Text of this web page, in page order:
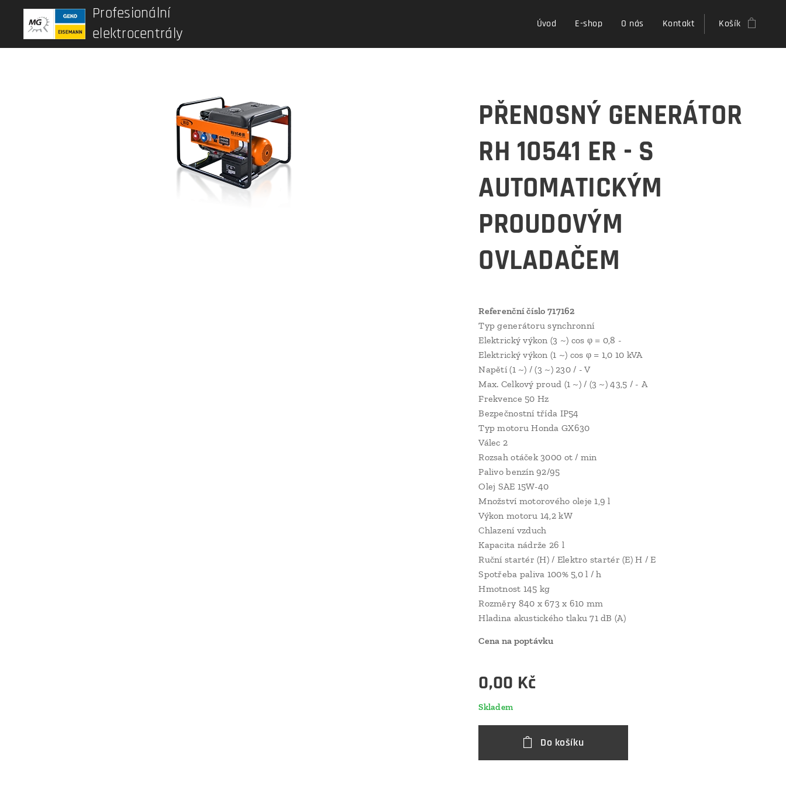
Profesionální
elektrocentrály
Úvod E-shop O nás Kontakt Košík
PŘENOSNÝ GENERÁTOR
RH 10541 ER - S
AUTOMATICKÝM
PROUDOVÝM
OVLADAČEM
Referenční číslo 717162
Typ generátoru synchronní
Elektrický výkon (3 ~) cos φ = 0,8 -
Elektrický výkon (1 ~) cos φ = 1,0 10 kVA
Napětí (1 ~) / (3 ~) 230 / - V
Max. Celkový proud (1 ~) / (3 ~) 43,5 / - A
Frekvence 50 Hz
Bezpečnostní třída IP54
Typ motoru Honda GX630
Válec 2
Rozsah otáček 3000 ot / min
Palivo benzín 92/95
Olej SAE 15W-40
Množství motorového oleje 1,9 l
Výkon motoru 14,2 kW
Chlazení vzduch
Kapacita nádrže 26 l
Ruční startér (H) / Elektro startér (E) H / E
Spotřeba paliva 100% 5,0 l / h
Hmotnost 145 kg
Rozměry 840 x 673 x 610 mm
Hladina akustického tlaku 71 dB (A)
Cena na poptávku
0,00 Kč
Skladem
Do košíku